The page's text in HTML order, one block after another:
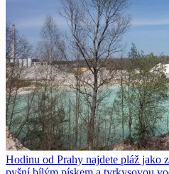
Hodinu od Prahy najdete pláž jako